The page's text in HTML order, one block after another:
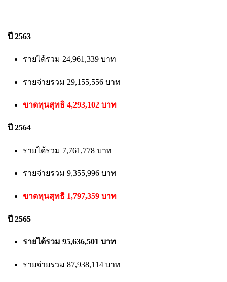
ปี 2563
รายได้รวม 24,961,339 บาท
รายจ่ายรวม 29,155,556 บาท
ขาดทุนสุทธิ 4,293,102 บาท
ปี 2564
รายได้รวม 7,761,778 บาท
รายจ่ายรวม 9,355,996 บาท
ขาดทุนสุทธิ 1,797,359 บาท
ปี 2565
รายได้รวม 95,636,501 บาท
รายจ่ายรวม 87,938,114 บาท